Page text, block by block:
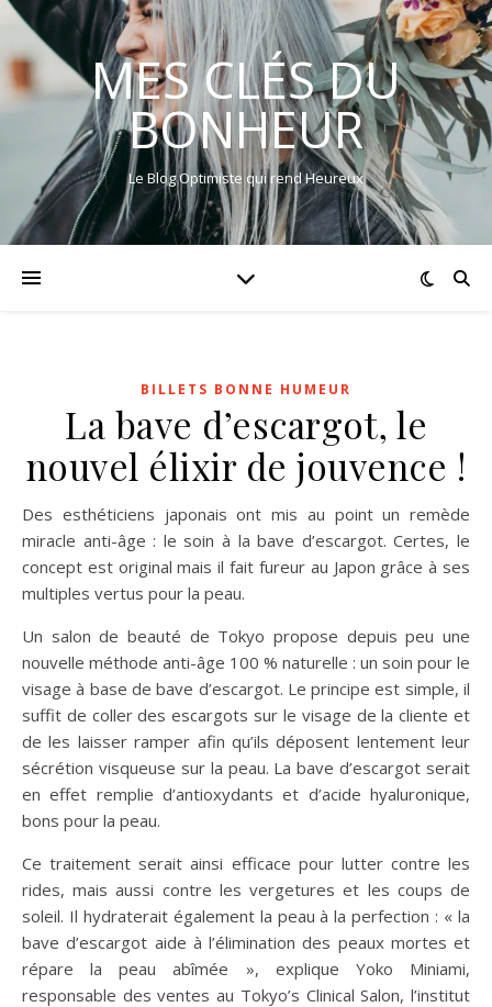
MES CLÉS DU
BONHEUR
Le Blog Optimiste qui rend Heureux
BILLETS BONNE HUMEUR
La bave d’escargot, le
nouvel élixir de jouvence !
Des esthéticiens japonais ont mis au point un remède
miracle anti-âge : le soin à la bave d’escargot. Certes, le
concept est original mais il fait fureur au Japon grâce à ses
multiples vertus pour la peau.
Un salon de beauté de Tokyo propose depuis peu une
nouvelle méthode anti-âge 100 % naturelle : un soin pour le
visage à base de bave d’escargot. Le principe est simple, il
suffit de coller des escargots sur le visage de la cliente et
de les laisser ramper afin qu’ils déposent lentement leur
sécrétion visqueuse sur la peau. La bave d’escargot serait
en effet remplie d’antioxydants et d’acide hyaluronique,
bons pour la peau.
Ce traitement serait ainsi efficace pour lutter contre les
rides, mais aussi contre les vergetures et les coups de
soleil. Il hydraterait également la peau à la perfection : « la
bave d’escargot aide à l’élimination des peaux mortes et
répare la peau abîmée », explique Yoko Miniami,
responsable des ventes au Tokyo’s Clinical Salon, l’institut